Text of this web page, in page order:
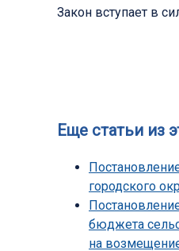
Закон вступает в
Еще статьи из
городского
бюджета
на